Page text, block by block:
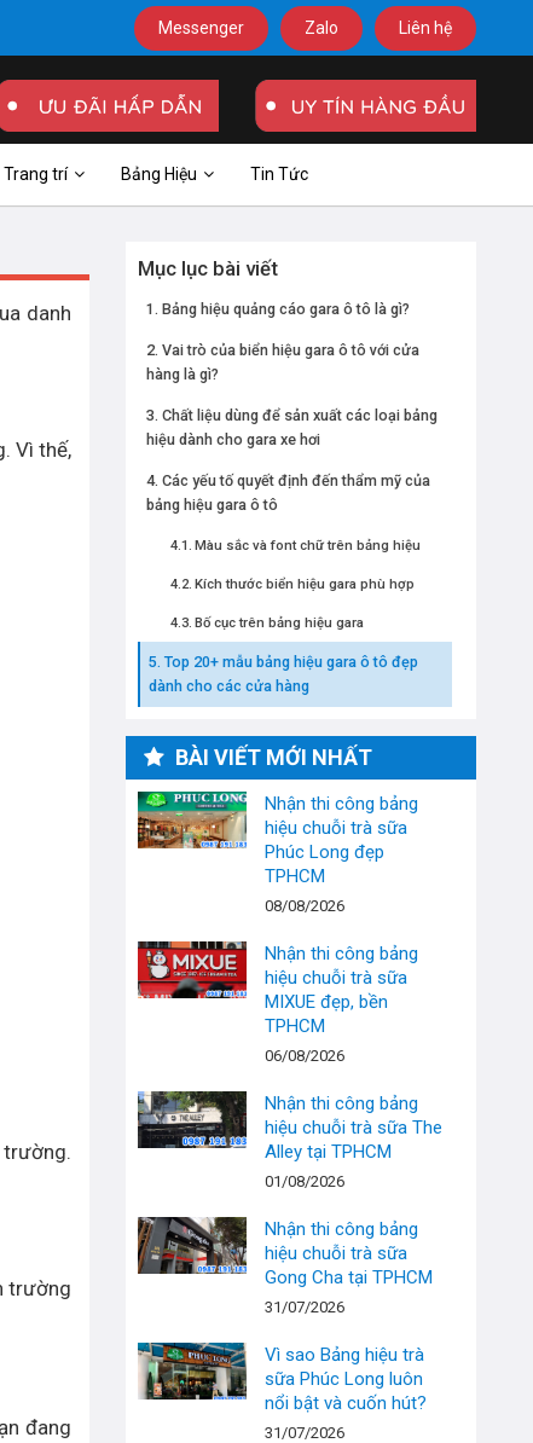
Messenger Zalo Liên hệ
Trang trí Bảng Hiệu Tin Tức
danh
Vì thế,
trường
đang
Mục lục bài viết
Bảng hiệu quảng cáo gara ô tô là gì?
Vai trò của biển hiệu gara ô tô với cửa
hàng là gì?
Chất liệu dùng để sản xuất các loại bảng
hiệu dành cho gara xe hơi
Các yếu tố quyết định đến thẩm mỹ của
bảng hiệu gara ô tô
Màu sắc và font chữ trên bảng hiệu
Kích thước biển hiệu gara phù hợp
Bố cục trên bảng hiệu gara
Top 20+ mẫu bảng hiệu gara ô tô đẹp
dành cho các cửa hàng
BÀI VIẾT MỚI NHẤT
Nhận thi công bảng
hiệu chuỗi trà sữa
Phúc Long đẹp
TPHCM
08/08/2026
Nhận thi công bảng
hiệu chuỗi trà sữa
MIXUE đẹp, bền
TPHCM
06/08/2026
Nhận thi công bảng
hiệu chuỗi trà sữa The
Alley tại TPHCM
01/08/2026
Nhận thi công bảng
hiệu chuỗi trà sữa
Gong Cha tại TPHCM
31/07/2026
Vì sao Bảng hiệu trà
sữa Phúc Long luôn
nổi bật và cuốn hút?
31/07/2026